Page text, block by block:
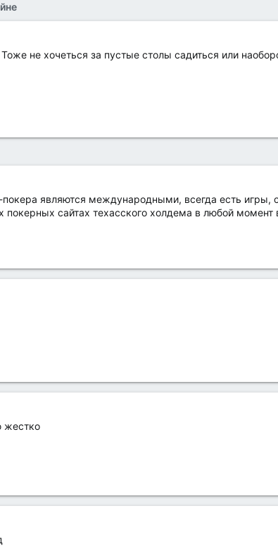
не хочеться за пустые столы садиться или
являются международными, всегда есть
сайтах техасского холдема в любой момент
жестко